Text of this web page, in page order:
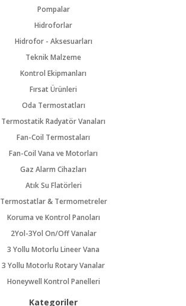
Pompalar
Hidroforlar
Hidrofor - Aksesuarları
Teknik Malzeme
Kontrol Ekipmanları
Fırsat Ürünleri
Oda Termostatları
Termostatik Radyatör Vanaları
Fan-Coil Termostaları
Fan-Coil Vana ve Motorları
Gaz Alarm Cihazları
Atık Su Flatörleri
Termostatlar & Termometreler
Koruma ve Kontrol Panoları
2Yol-3Yol On/Off Vanalar
3 Yollu Motorlu Lineer Vana
3 Yollu Motorlu Rotary Vanalar
Honeywell Kontrol Panelleri
Kategoriler